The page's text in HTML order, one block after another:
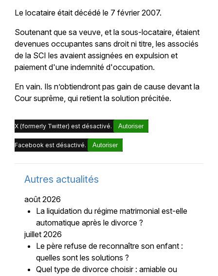
Le locataire était décédé le 7 février 2007.
Soutenant que sa veuve, et la sous-locataire, étaient
devenues occupantes sans droit ni titre, les associés
de la SCI les avaient assignées en expulsion et
paiement d'une indemnité d'occupation.
En vain. Ils n’obtiendront pas gain de cause devant la
Cour suprême, qui retient la solution précitée.
X (formerly Twitter) est désactivé. Autoriser
Facebook est désactivé. Autoriser
Autres actualités
août 2026
La liquidation du régime matrimonial est-elle
automatique après le divorce ?
juillet 2026
Le père refuse de reconnaître son enfant :
quelles sont les solutions ?
Quel type de divorce choisir : amiable ou